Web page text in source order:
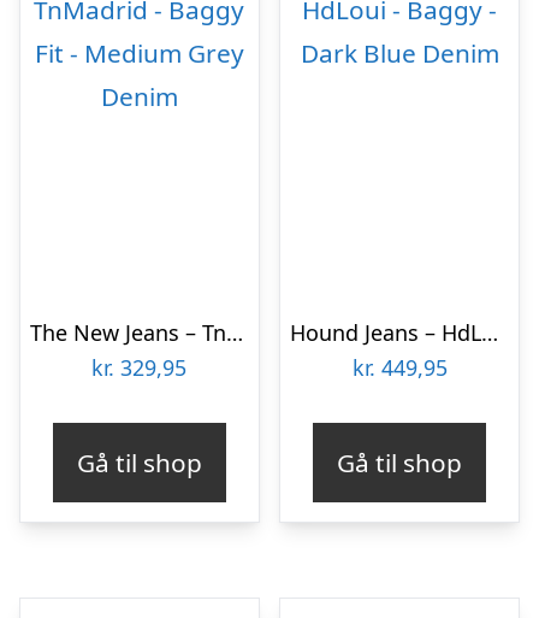
The New Jeans – TnMadrid – Baggy Fit – Medium Grey Denim
kr. 329,95
Gå til shop
Hound Jeans – HdLoui – Baggy – Dark Blue Denim
kr. 449,95
Gå til shop